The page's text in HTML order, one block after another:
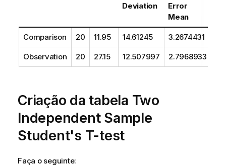
Deviation
Error
Mean
Comparison 20 11.95 14.61245 3.2674431
Observation 20 27.15 12.507997 2.7968933
Criação da tabela Two
Independent Sample
Student's T-test
Faça o seguinte: